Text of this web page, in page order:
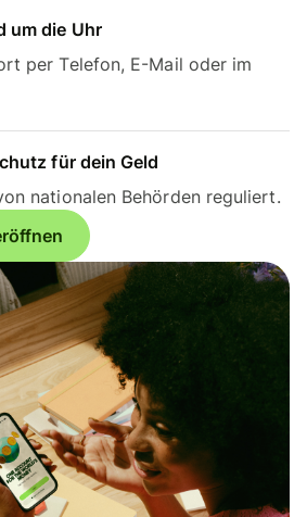
um die Uhr
per Telefon, E-Mail oder im
für dein Geld
nationalen Behörden reguliert.